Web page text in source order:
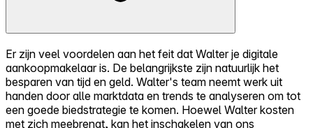
Er zijn veel voordelen aan het feit dat Walter je digitale
aankoopmakelaar is. De belangrijkste zijn natuurlijk het
besparen van tijd en geld. Walter's team neemt werk uit
handen door alle marktdata en trends te analyseren om tot
een goede biedstrategie te komen. Hoewel Walter kosten
met zich meebrengt, kan het inschakelen van ons